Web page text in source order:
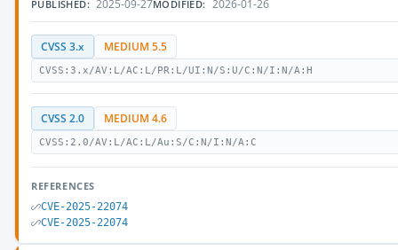
PUBLISHED: 2025-09-27MODIFIED: 2026-01-26
CVSS 3.x MEDIUM 5.5
CVSS:3.x/AV:L/AC:L/PR:L/UI:N/S:U/C:N/I:N/A:H
CVSS 2.0 MEDIUM 4.6
CVSS:2.0/AV:L/AC:L/Au:S/C:N/I:N/A:C
REFERENCES
CVE-2025-22074
CVE-2025-22074